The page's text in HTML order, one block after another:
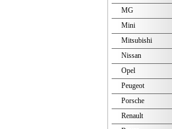
MG
Mini
Mitsubishi
Nissan
Opel
Peugeot
Porsche
Renault